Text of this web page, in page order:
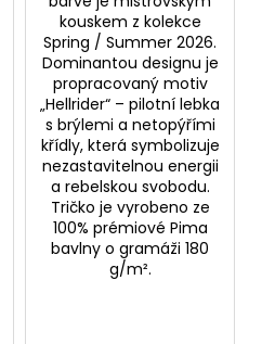
kouskem z kolekce
Spring / Summer 2026.
Dominantou designu je
propracovaný motiv
„Hellrider“ – pilotní lebka
s brýlemi a netopýřími
křídly, která symbolizuje
nezastavitelnou energii
a rebelskou svobodu.
Tričko je vyrobeno ze
100% prémiové Pima
bavlny o gramáži 180
g/m².